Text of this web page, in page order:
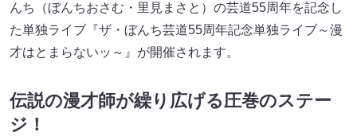
んち（ぼんちおさむ・里見まさと）の芸道55周年を記念し
た単独ライブ『ザ・ぼんち芸道55周年記念単独ライブ～漫
才はとまらないッ～』が開催されます。
伝説の漫才師が繰り広げる圧巻のステー
ジ！